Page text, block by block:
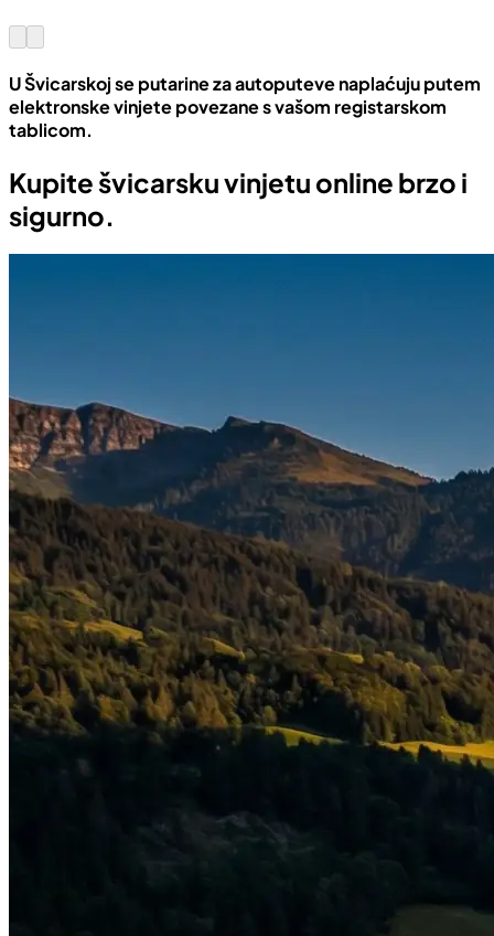
U Švicarskoj se putarine za autoputeve naplaćuju putem
elektronske vinjete povezane s vašom registarskom
tablicom.
Kupite švicarsku vinjetu online brzo i
sigurno.